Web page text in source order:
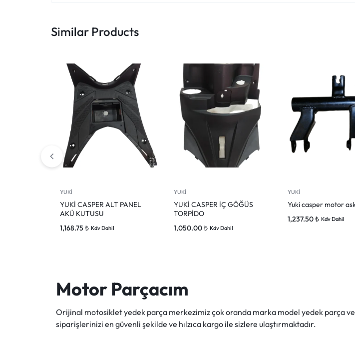
Similar Products
YUKİ
YUKİ CASPER ALT PANEL
AKÜ KUTUSU
1,168.75 ₺ Kdv Dahil
YUKİ
YUKİ CASPER İÇ GÖĞÜS
TORPİDO
1,050.00₺ Kdv Dahil
YUKİ
Yuki casper motor
1,237.50₺ Kdv Dahil
Motor Parçacım
Orijinal motosiklet yedek parça merkezimiz çok oranda marka model yedek parça
siparişlerinizi en güvenli şekilde ve hılzıca kargo ile sizlere ulaştırmaktadır.